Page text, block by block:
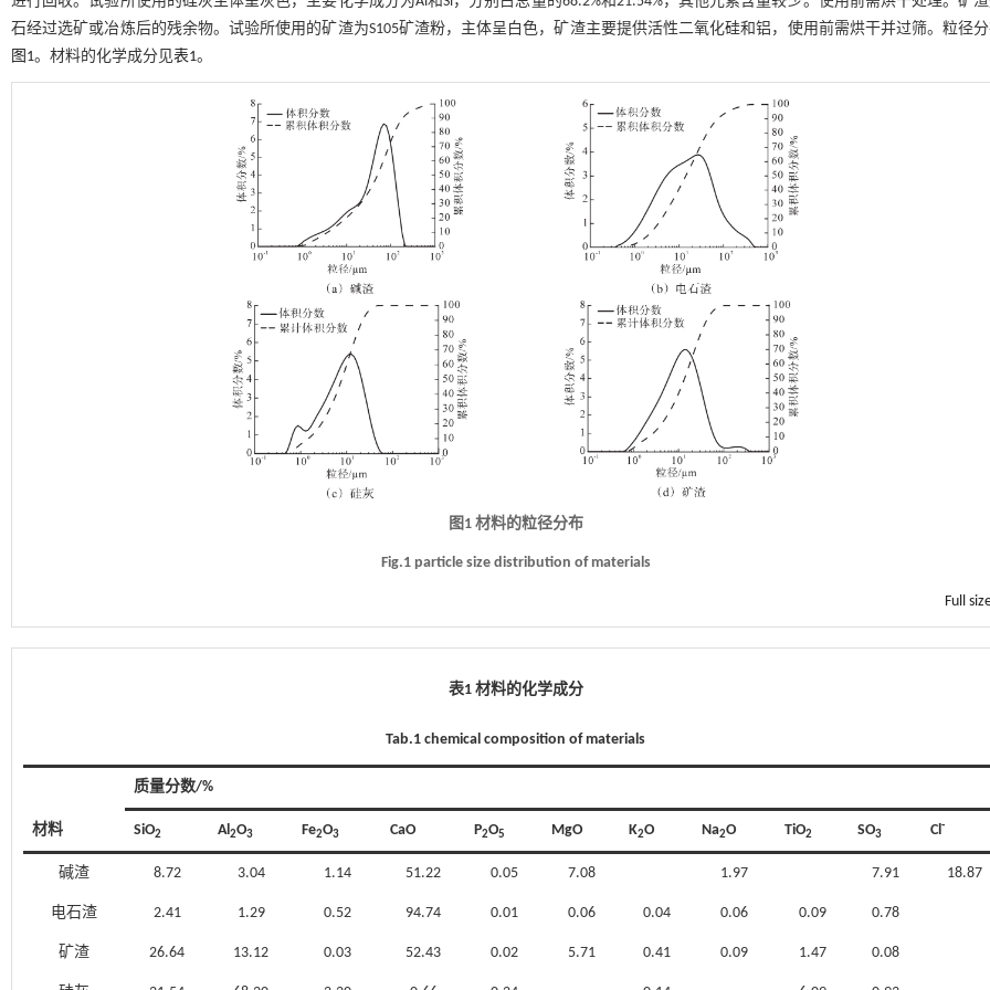
石经过选矿或冶炼后的残余物。试验所使用的矿渣为S105矿渣粉，主体呈白色，矿渣主要提供活性二氧化硅和铝，使用前需烘干并过筛。粒径
图1。材料的化学成分见表1。
图1 材料的粒径分布
Fig.1 particle size distribution of materials
Full
表1 材料的化学成分
Tab.1 chemical composition of materials
材料
质量分数/%
SiO2 Al2O3 Fe2O3 CaO P2O5 MgO K2O Na2O TiO2 SO3 Cl -
碱渣 8.72 3.04 1.14 51.22 0.05 7.08 1.97 7.91 18.87
电石渣 2.41 1.29 0.52 94.74 0.01 0.06 0.04 0.06 0.09 0.78
矿渣 26.64 13.12 0.03 52.43 0.02 5.71 0.41 0.09 1.47 0.08